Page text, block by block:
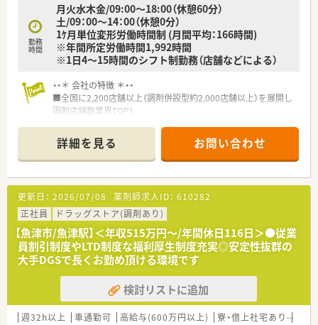
勤務
時間
月火水木金/09:00～18:00（休憩60分）
土/09：00～14：00（休憩0分）
1ｹ月単位変形労働時間制 (月間平均：166時間)
※年間所定労働時間1,992時間
※1日4～15時間のシフト制勤務（店舗などによる）
・・＊ 会社の特徴 ＊・・
■全国に2,200店舗以上（調剤併設型約2,000店舗以上）を展開し
調剤店舗数業界TOP！
頑張り次第で高給与も可能！
■経験や勤務コースによりますが、経験の少ない方でも500万前
半スタートと業界TOP水準！
■職種や職域に合わせ、豊富な社内研修や外部組織と連携した研
修を用意されています
■薬剤師が中心の会社だからこそ活躍できるキャリアパスが多
種多様に用意されています。
■店舗拡大に伴い、エリアマネジャーや営業部長等のマネジメン
トのポジションも増えます。
■在宅や教育等の専門性を活かせるスペシャリストを目指すこ
とも可能です。
■その他にも、管理部門や商品部門等の本社スタッフなど活動領
域は多種多様です。
■在宅実施店舗は年々増加しており、在宅医療へもしっかりと関
わる事ができます。
詳細を見る お問い合わせ
更新日： 2026/07/08 薬剤師求人ID： 610282
正社員
ドラッグストア(調剤あり)
【魚津市/魚津駅】＜年収515万円～/年間休日116日＞●従業
員割引制度やLTD制度な福利厚生制度充実◎安定性抜群の
大手DGSで長くお勤め頂ける環境です
検討リストに追加
週32h以上 車通勤可 高給与(600万円以上) 寮・借上社宅あり